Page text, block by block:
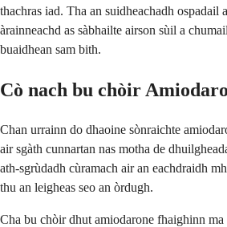
thachras iad. Tha an suidheachadh ospadail
àrainneachd as sàbhailte airson sùil a
buaidhean sam bith.
Cò nach bu chòir
Chan urrainn do dhaoine sònraichte
air sgàth cunnartan nas motha de
ath-sgrùdadh cùramach air an eachdraidh
thu an leigheas seo an òrdugh.
Cha bu chòir dhut amiodarone fhaighinn